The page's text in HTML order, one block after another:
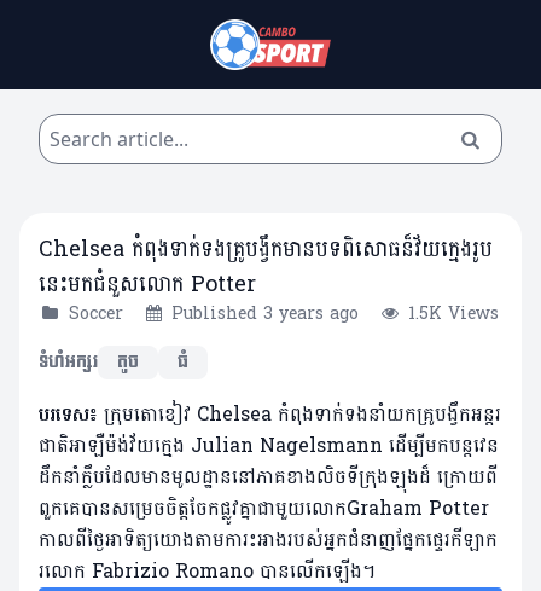
Chelsea កំពុងទាក់ទងគ្រូបង្វឹកមានបទពិសោធន៏វ័យក្មេងរូប
នេះមកជំនួសលោក Potter
Soccer Published 3 years ago
1.5K Views
ទំហំអក្សរ
តូច ធំ
បរទេស៖ ក្រុមតោខៀវ Chelsea កំពុងទាក់ទងនាំយកគ្រូបង្វឹកអន្តរ
ជាតិអាឡឺម៉ង់​វ័យក្មេង Julian Nagelsmann ដើម្បីមកបន្តវេន
ដឹកនាំក្លឹបដែលមានមូលដ្ឋាននៅភាគខាងលិចទីក្រុងឡុងដ ក្រោយពី
ពួកគេបានសម្រេចចិត្តចែកផ្លូវគ្នាជាមួយលោក​Graham Potter
កាលពីថ្ងៃអាទិត្យយោងតាមការះអាងរបស់អ្នកជំនាញផ្នែកផ្ទេរកីឡាក
រលោក Fabrizio Romano បានលើកឡើង។